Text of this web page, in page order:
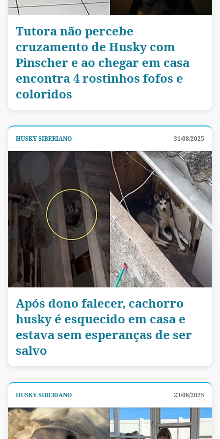
Tutora não percebe
cruzamento de Husky com
Pinscher e ao chegar em casa
encontra 4 rostinhos fofos e
coloridos
HUSKY SIBERIANO 31/08/2025
Após dono falecer, cachorro
husky é esquecido em casa e
estava sem esperanças de ser
salvo
HUSKY SIBERIANO 23/08/2025